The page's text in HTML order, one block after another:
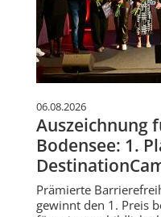
06.08.2026
Auszeichnung
Bodensee: 1.
Prämierte
gewinnt den 1. Preis